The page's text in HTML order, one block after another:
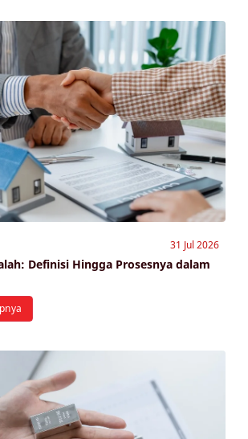
31 Jul 2026
Definisi Hingga Prosesnya dalam